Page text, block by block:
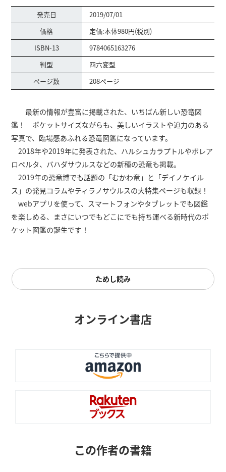
発売日
2019/07/01
価格
定価:本体980円(税別)
ISBN-13
9784065163276
判型
四六変型
ページ数
208ページ
最新の情報が豊富に掲載された、いちばん新しい恐竜図
鑑！ ポケットサイズながらも、美しいイラストや迫力のある
写真で、臨場感あふれる恐竜図鑑になっています。
2018年や2019年に発表された、ハルシュカラプトルやボレア
ロペルタ、バハダサウルスなどの新種の恐竜も掲載。
2019年の恐竜博でも話題の「むかわ竜」と「デイノケイル
ス」の発見コラムやティラノサウルスの大特集ページも収録！
webアプリを使って、スマートフォンやタブレットでも図鑑
を楽しめる、まさにいつでもどこにでも持ち運べる新時代のポ
ケット図鑑の誕生です！
ためし読み
オンライン書店
この作者の書籍